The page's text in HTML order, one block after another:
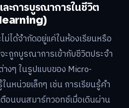
ะการบูรณาการในชีวิต
ม่ได้จำกัดอยู่แค่ในห้องเรียนหรือ
ะถูกบูรณาการเข้ากับชีวิตประจำ
งๆ ในรูปแบบของ Micro-
นหน่วยเล็กๆ เช่น การเรียนรู้คำ
อนบนสมาร์ทวอทช์เมื่อเดินผ่าน